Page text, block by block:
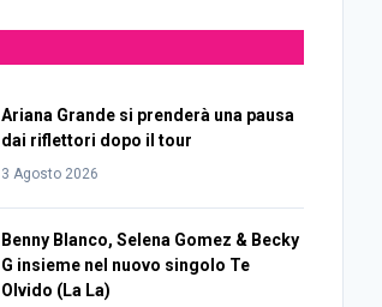
Ariana Grande si prenderà una pausa
dai riflettori dopo il tour
3 Agosto 2026
Benny Blanco, Selena Gomez & Becky
G insieme nel nuovo singolo Te
Olvido (La La)